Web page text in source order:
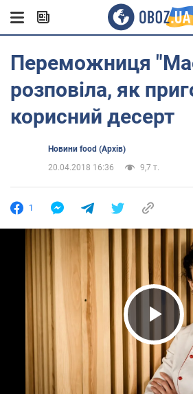
Переможниця
розповіла, як
корисний десерт
Новини food (Архів)
20.04.2018 16:36
9,7 т.
1
Play